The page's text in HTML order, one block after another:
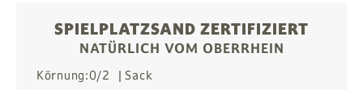
SPIELPLATZSAND ZERTIFIZIERT
NATÜRLICH VOM OBERRHEIN
Körnung:0/2
Sack